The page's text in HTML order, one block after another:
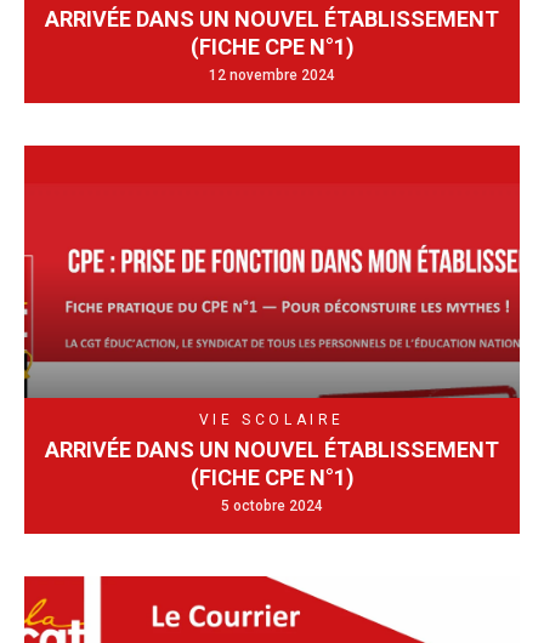
ARRIVÉE DANS UN NOUVEL ÉTABLISSEMENT
(FICHE CPE N°1)
12 novembre 2024
VIE SCOLAIRE
ARRIVÉE DANS UN NOUVEL ÉTABLISSEMENT
(FICHE CPE N°1)
5 octobre 2024